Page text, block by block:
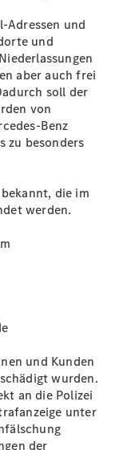
und
und
aber auch frei
soll der
von
Benz
zu besonders
die im
werden.
und Kunden
wurden.
an die Polizei
unter
der